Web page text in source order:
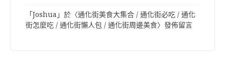
「Joshua 」於〈通化街美食大集合 / 通化街必吃 / 通化
街怎麼吃 / 通化街懶人包 / 通化街周邊美食〉發佈留言